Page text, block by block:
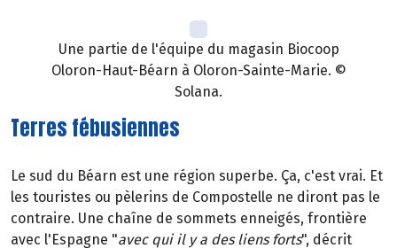
Une partie de l'équipe du magasin Biocoop
Oloron-Haut-Béarn à Oloron-Sainte-Marie. ©
Solana.
Terres fébusiennes
Le sud du Béarn est une région superbe. Ça, c'est vrai. Et
les touristes ou pèlerins de Compostelle ne diront pas le
contraire. Une chaîne de sommets enneigés, frontière
avec l'Espagne "avec qui il y a des liens forts", décrit